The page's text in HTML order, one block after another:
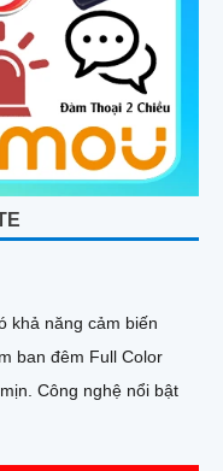
khả năng cảm biến
ban đêm Full Color